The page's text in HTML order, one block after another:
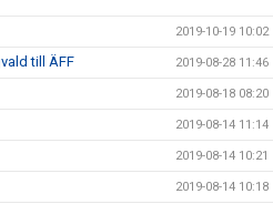
2019-10-19 10:02
till ÄFF 2019-08-28 11:46
2019-08-18 08:20
2019-08-14 11:14
2019-08-14 10:21
2019-08-14 10:18